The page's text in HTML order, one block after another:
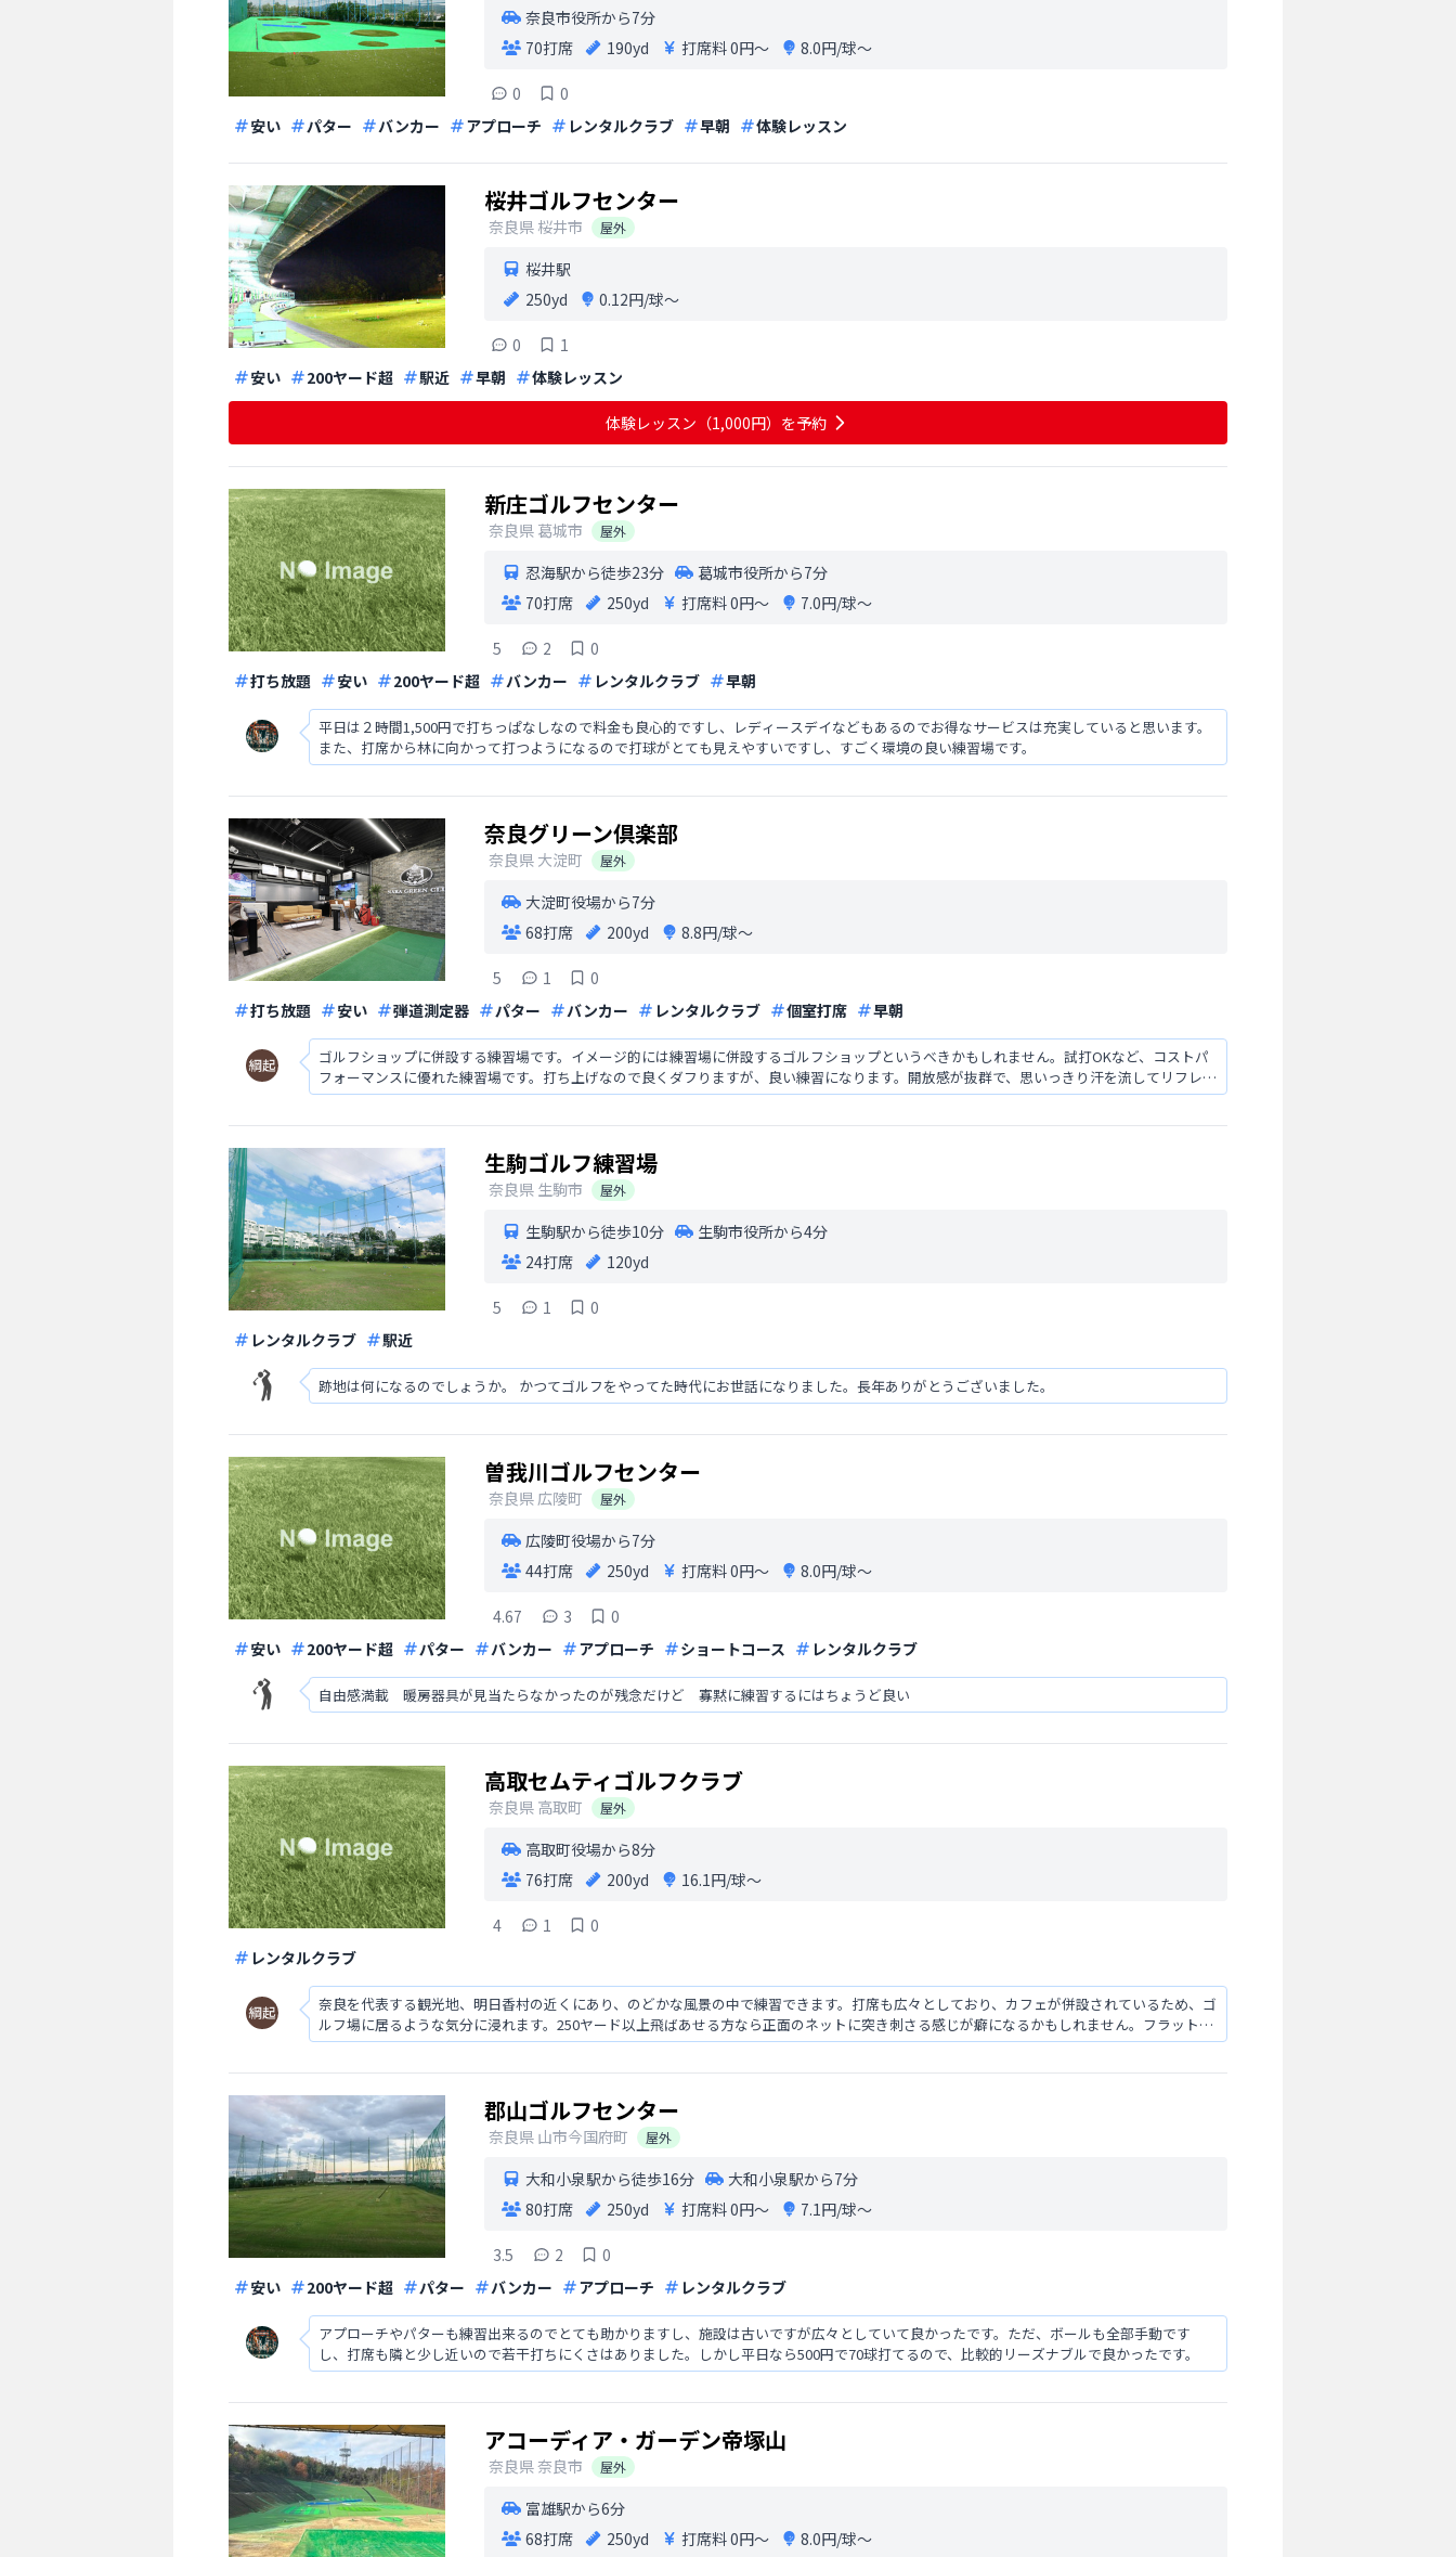
奈良市役所から7分
70打席
190yd 打席料0円〜 8.0円/球〜
0
0
安い
パター バンカー アプローチ レンタルクラブ 早朝 体験レッスン
桜井ゴルフセンター
奈良県 桜井市 屋外
桜井駅
250yd
0.12円/球〜
0
1
安い
200ヤード超 駅近 早朝 体験レッスン
体験レッスン（1,000円）を予約
新庄ゴルフセンター
奈良県 葛城市 屋外
忍海駅から徒歩23分
葛城市役所から7分
70打席
250yd 打席料0円〜 7.0円/球〜
5 2
0
打ち放題
安い 200ヤード超 バンカー レンタルクラブ 早朝
平日は２時間1,500円で打ちっぱなしなので料金も良心的ですし、レディースデイなどもあるのでお得なサービスは充実していると思います。
また、打席から林に向かって打つようになるので打球がとても見えやすいですし、すごく環境の良い練習場です。
奈良グリーン倶楽部
奈良県 大淀町 屋外
大淀町役場から7分
68打席
200yd 8.8円/球〜
5 1
0
打ち放題
安い 弾道測定器 パター バンカー レンタルクラブ 個室打席 早朝
ゴルフショップに併設する練習場です。イメージ的には練習場に併設するゴルフショップというべきかもしれません。試打OKなど、コストパ
フォーマンスに優れた練習場です。打ち上げなので良くダフりますが、良い練習になります。開放感が抜群で、思いっきり汗を流してリフレッ
シュできます。
生駒ゴルフ練習場
奈良県 生駒市 屋外
生駒駅から徒歩10分
生駒市役所から4分
24打席
120yd
5 1
0
レンタルクラブ
駅近
跡地は何になるのでしょうか。 かつてゴルフをやってた時代にお世話になりました。長年ありがとうございました。
曽我川ゴルフセンター
奈良県 広陵町 屋外
広陵町役場から7分
44打席
250yd 打席料0円〜 8.0円/球〜
4.67 3
0
安い
200ヤード超 パター バンカー アプローチ ショートコース レンタルクラブ
自由感満載 暖房器具が見当たらなかったのが残念だけど 寡黙に練習するにはちょうど良い
高取セムティゴルフクラブ
奈良県 高取町 屋外
高取町役場から8分
76打席
200yd 16.1円/球〜
4 1
0
レンタルクラブ
奈良を代表する観光地、明日香村の近くにあり、のどかな風景の中で練習できます。打席も広々としており、カフェが併設されているため、ゴ
ルフ場に居るような気分に浸れます。250ヤード以上飛ばあせる方なら正面のネットに突き刺さる感じが癖になるかもしれません。フラットな
のでウッド・アイアン共に打ちやすいです。
郡山ゴルフセンター
奈良県 山市今国府町 屋外
大和小泉駅から徒歩16分
大和小泉駅から7分
80打席
250yd 打席料0円〜 7.1円/球〜
3.5 2
0
安い
200ヤード超 パター バンカー アプローチ レンタルクラブ
アプローチやパターも練習出来るのでとても助かりますし、施設は古いですが広々としていて良かったです。ただ、ボールも全部手動です
し、打席も隣と少し近いので若干打ちにくさはありました。しかし平日なら500円で70球打てるので、比較的リーズナブルで良かったです。
アコーディア・ガーデン帝塚山
奈良県奈良市 屋外
富雄駅から6分
68打席
250yd 打席料0円〜 8.0円/球〜